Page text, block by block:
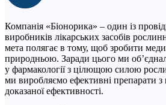
Компанія «Біонорика» ‒ один із
виробників лікарських засобів
мета полягає в тому, щоб зробити
природньою. Заради цього ми
у фармакології з цілющою силою
ми виробляємо ефективні препарати
доказаної ефективності.